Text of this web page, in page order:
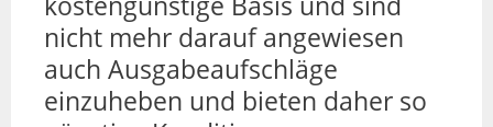
nicht mehr darauf angewiesen
auch Ausgabeaufschläge
einzuheben und bieten daher so